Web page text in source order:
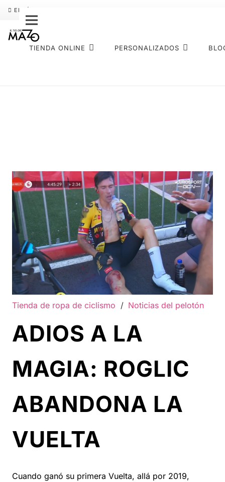
ENVÍO GRATIS
TIENDA ONLINE PERSONALIZADOS
Tienda de ropa de ciclismo / Noticias del pelotón
ADIOS A LA
MAGIA: ROGLIC
ABANDONA LA
VUELTA
Cuando ganó su primera Vuelta, allá por 2019,